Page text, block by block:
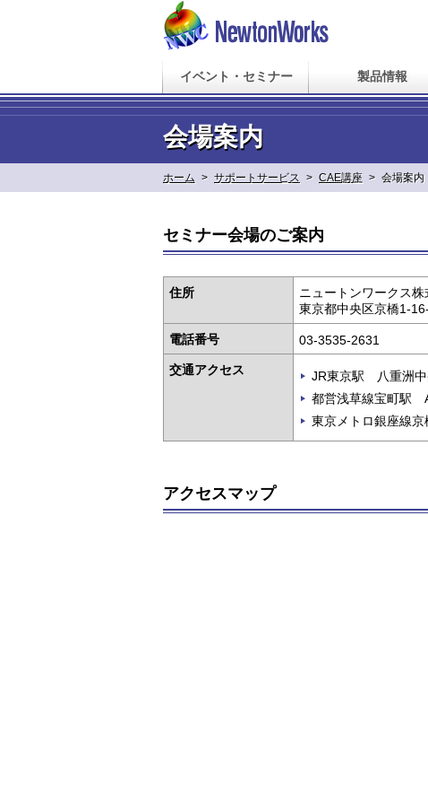
イベント・セミナー 製品情報
会場案内
ホーム > サポートサービス > CAE講座 > 会場案内
セミナー会場のご案内
住所
ニュートンワークス株
東京都中央区京橋1-
電話番号 03-3535-2631
交通アクセス
JR東京駅 八重洲中
都営浅草線宝町駅
東京メトロ銀座線
アクセスマップ